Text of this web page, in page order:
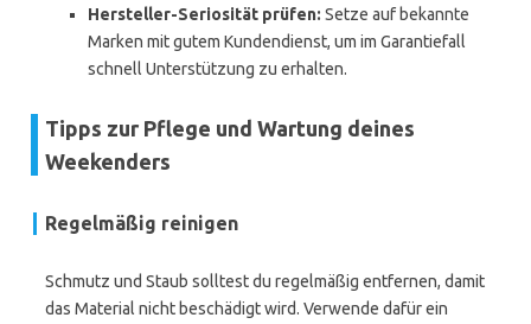
Hersteller-Seriosität prüfen: Setze auf bekannte
Marken mit gutem Kundendienst, um im Garantiefall
schnell Unterstützung zu erhalten.
Tipps zur Pflege und Wartung deines
Weekenders
Regelmäßig reinigen
Schmutz und Staub solltest du regelmäßig entfernen, damit
das Material nicht beschädigt wird. Verwende dafür ein